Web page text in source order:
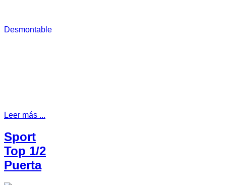
Leer más ...
Sport
Top 1/2
Puerta